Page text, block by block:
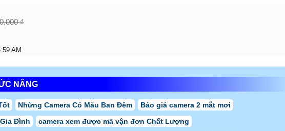
₫
AM
NĂNG
Những Camera Có Màu Ban Đêm
Báo giá camera 2 mắt mơi
Đình
camera xem được mã vận đơn Chất Lượng